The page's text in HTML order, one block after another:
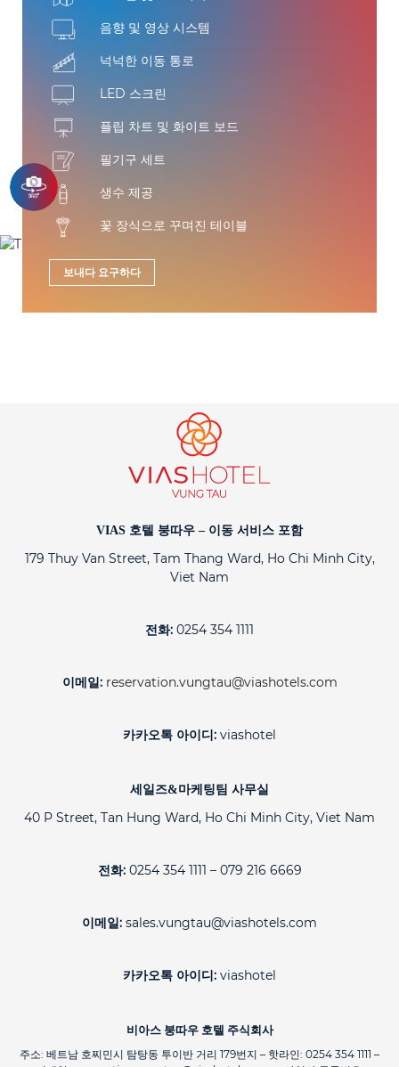
음향 및 영상 시스템
넉넉한 이동 통로
LED 스크린
플립 차트 및 화이트 보드
필기구 세트
생수 제공
꽃 장식으로 꾸며진 테이블
보내다 요구하다
VIAS 호텔 붕따우 – 이동 서비스 포함
179 Thuy Van Street, Tam Thang Ward, Ho Chi Minh City,
Viet Nam
전화: 0254 354 1111
이메일: reservation.vungtau@viashotels.com
카카오톡 아이디: viashotel
세일즈&마케팅팀 사무실
40 P Street, Tan Hung Ward, Ho Chi Minh City, Viet Nam
전화:0254 354 1111 – 079 216 6669
이메일: sales.vungtau@viashotels.com
카카오톡 아이디: viashotel
비아스 붕따우 호텔 주식회사
주소: 베트남 호찌민시 탐탕동 투이반 거리 179번지 – 핫라인: 0254 354 1111 –